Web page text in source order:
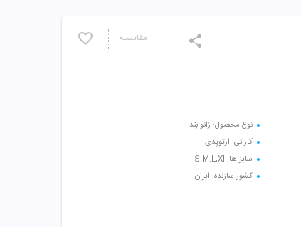
مقایسـه
نوع محصول: زانو بند
کارائی: ارتوپدی
سایز ها: S.M.L,Xl
کشور سازنده: ایران